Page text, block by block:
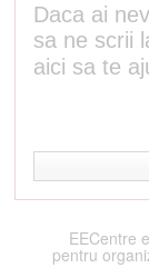
Daca ai
sa ne scrii
aici sa te
EECentre
pentru